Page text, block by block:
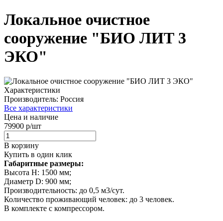
Локальное очистное
сооружение "БИО ЛИТ 3
ЭКО"
Характеристики
Производитель: Россия
Все характеристики
Цена и наличие
79900 р/шт
В корзину
Купить в один клик
Габаритные размеры:
Высота H: 1500 мм;
Диаметр D: 900 мм;
Производительность: до 0,5 м3/сут.
Количество проживающий человек: до 3 человек.
В комплекте с компрессором.